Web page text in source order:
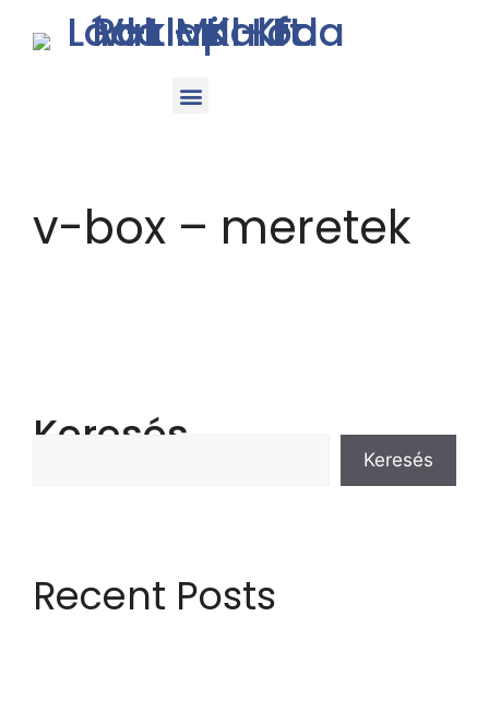
v-box – meretek
Keresés Keresés
Recent Posts